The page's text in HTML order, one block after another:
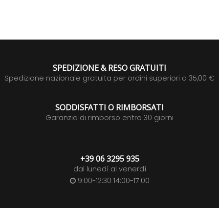
SPEDIZIONE & RESO GRATUITI
Spedizione nazionale gratuita per ordini superiori a 35,00 €
SODDISFATTI O RIMBORSATI
Garanzia di rimborso entro 30 giorni
+39 06 3295 935
dal lunedì al venerdì
9:00-12:30 14:00-17:00